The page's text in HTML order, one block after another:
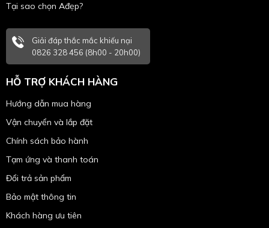
Tại sao chọn Ađẹp?
Giải đáp thắc mắc khiếu nại
0826 328 456 (8h00 - 20h00)
HỖ TRỢ KHÁCH HÀNG
Hướng dẫn mua hàng
Vận chuyển và lắp đặt
Chính sách bảo hành
Tạm ứng và thanh toán
Đổi trả sản phẩm
Bảo mật thông tin
Khách hàng ưu tiên